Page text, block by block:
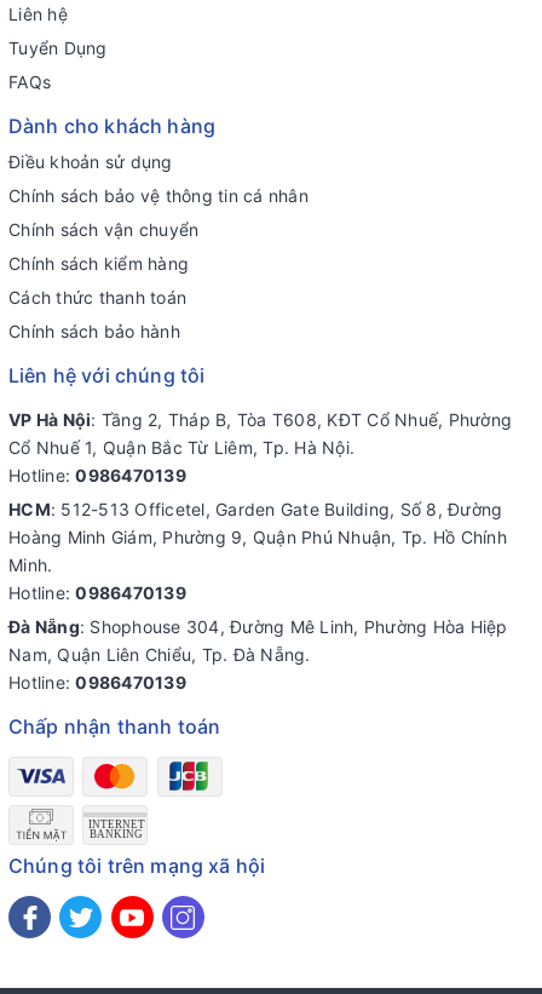
Liên hệ
Tuyển Dụng
FAQs
Dành cho khách hàng
Điều khoản sử dụng
Chính sách bảo vệ thông tin cá nhân
Chính sách vận chuyển
Chính sách kiểm hàng
Cách thức thanh toán
Chính sách bảo hành
Liên hệ với chúng tôi
VP Hà Nội: Tầng 2, Tháp B, Tòa T608, KĐT Cổ Nhuế, Phường
Cổ Nhuế 1, Quận Bắc Từ Liêm, Tp. Hà Nội.
Hotline:0986470139
HCM: 512-513 Officetel, Garden Gate Building, Số 8, Đường
Hoàng Minh Giám, Phường 9, Quận Phú Nhuận, Tp. Hồ Chính
Minh.
Hotline:0986470139
Đà Nẵng: Shophouse 304, Đường Mê Linh, Phường Hòa Hiệp
Nam, Quận Liên Chiểu, Tp. Đà Nẵng.
Hotline:0986470139
Chấp nhận thanh toán
Chúng tôi trên mạng xã hội